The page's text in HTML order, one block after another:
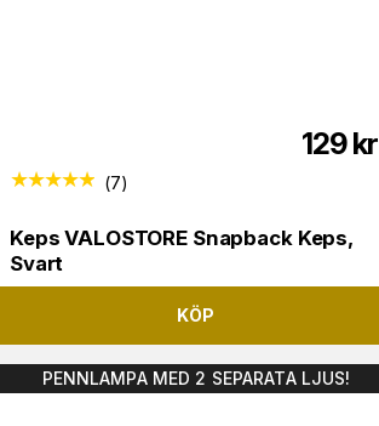
129kr
(7)
Keps VALOSTORE Snapback Keps,
Svart
KÖP
PENNLAMPA MED 2 SEPARATA LJUS!